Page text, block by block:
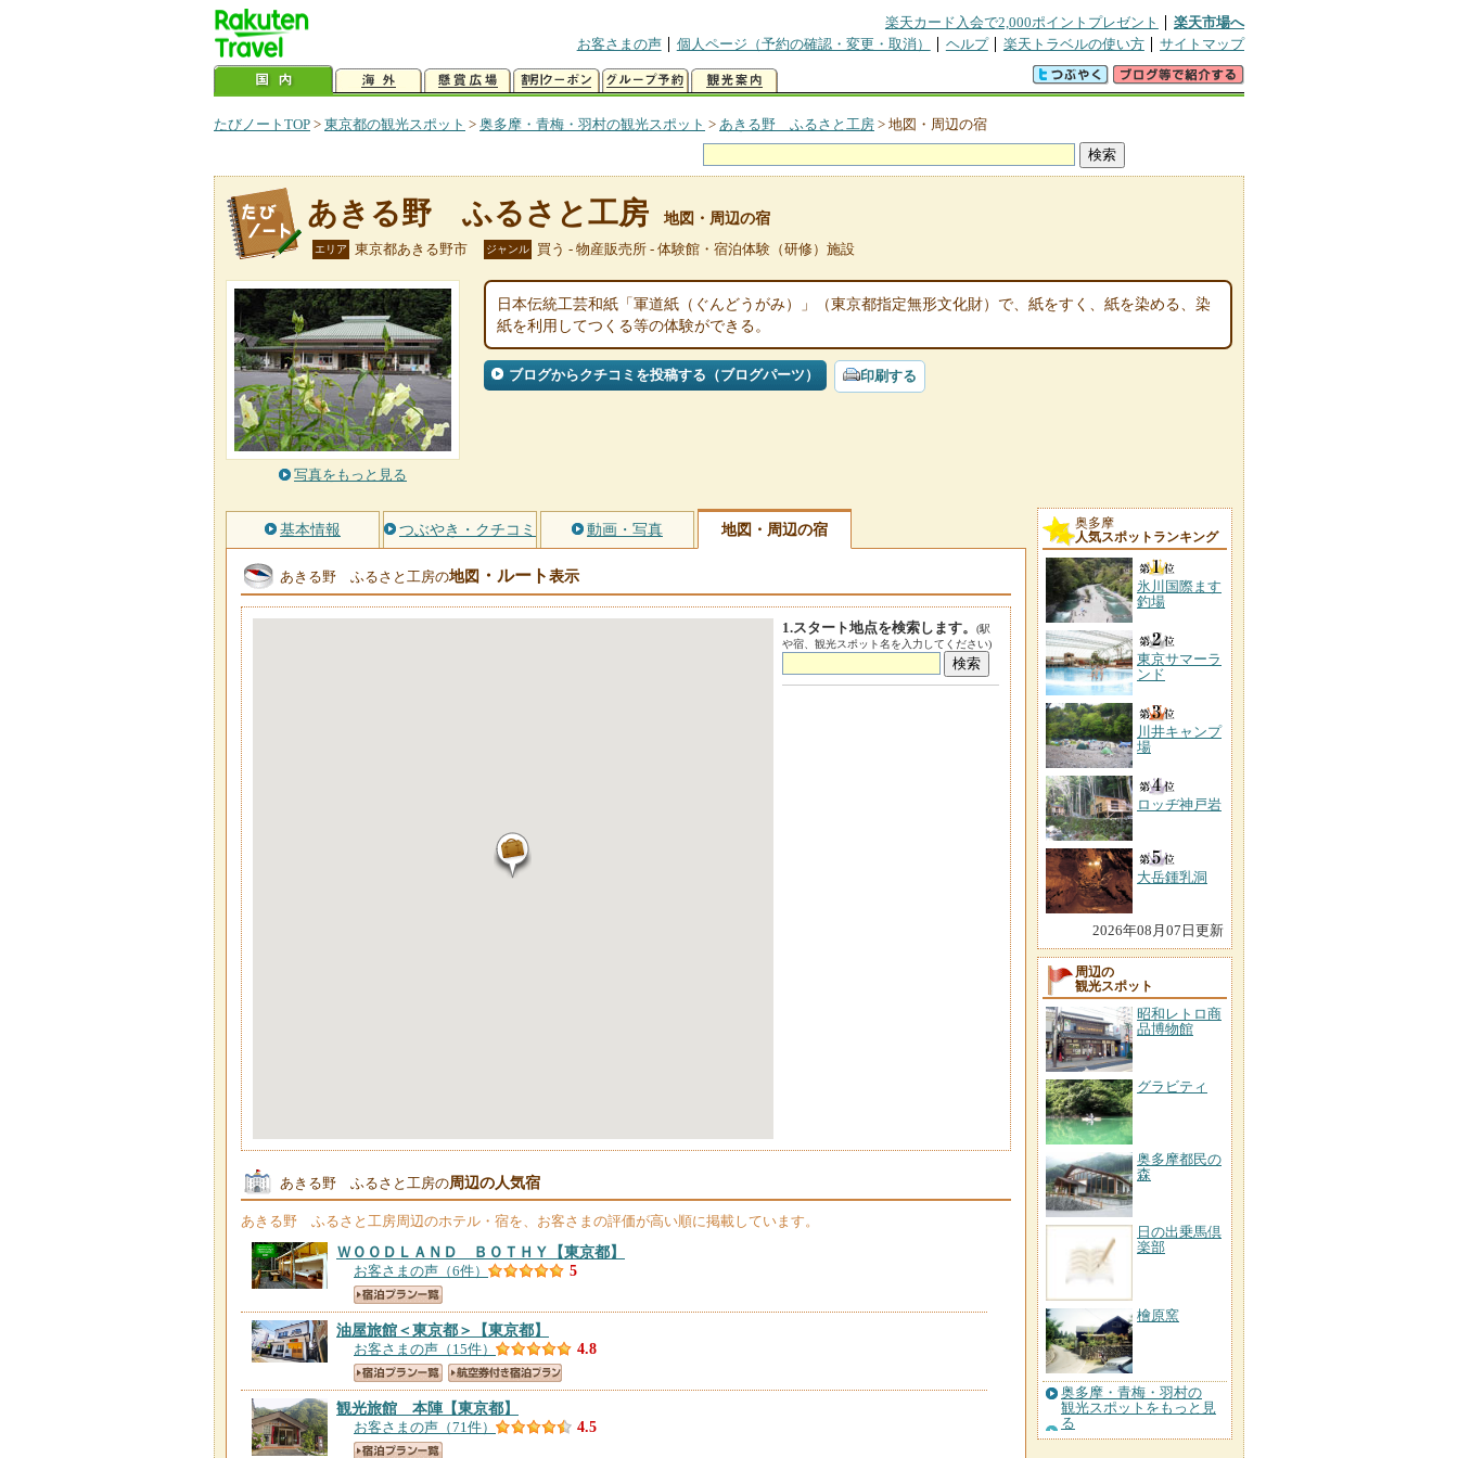
楽天カード入会で2,000ポイントプレゼント
楽天市場へ
お客さまの声
個人ページ（予約の確認・変更・取消） ヘルプ 楽天トラベルの使い方 サイトマップ
たびノートTOP > 東京都の観光スポット > 奥多摩・青梅・羽村の観光スポット > あきる野 ふるさと工房 > 地図・周辺の宿
あきる野 ふるさと工房 地図・周辺の宿
エリア 東京都あきる野市 ジャンル 買う - 物産販売所 - 体験館・宿泊体験（研修）施設
写真をもっと見る
日本伝統工芸和紙「軍道紙（ぐんどうがみ）」（東京都指定無形文化財）で、紙をすく、紙を染める、染
紙を利用してつくる等の体験ができる。
ブログからクチコミを投稿する（ブログパーツ） 印刷する
基本情報 つぶやき・クチコミ 動画・写真 地図・周辺の宿
あきる野 ふるさと工房の地図 ・ルート表示
1.スタート地点を検索します。
(駅
や宿、観光スポット名を入力してください)
あきる野 ふるさと工房の周辺の人気宿
あきる野 ふるさと工房周辺のホテル・宿を、お客さまの評価が高い順に掲載しています。
ＷＯＯＤＬＡＮＤ ＢＯＴＨＹ 【東京都】
お客さまの声（6件） 5
油屋旅館＜東京都＞ 【東京都】
お客さまの声（15件） 4.8
観光旅館 本陣【東京都】
お客さまの声（71件） 4.5
奥多摩
人気スポットランキング
氷川国際ます
釣場
東京サマーラ
ンド
川井キャンプ
場
ロッヂ神戸岩
大岳鍾乳洞
2026年08月07日更新
周辺の
観光スポット
昭和レトロ商
品博物館
グラビティ
奥多摩都民の
森
日の出乗馬倶
楽部
檜原窯
奥多摩・青梅・羽村の
観光スポットをもっと見
る